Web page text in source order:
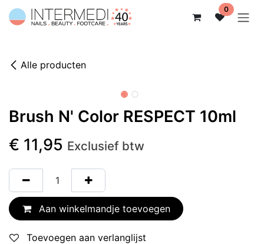
Overslaan naar inhoud 0
Alle producten
Niet op voorraad
Brush N' Color RESPECT 10ml
€ 11,95 Exclusief btw
Aan winkelmandje toevoegen
Toevoegen aan verlanglijst